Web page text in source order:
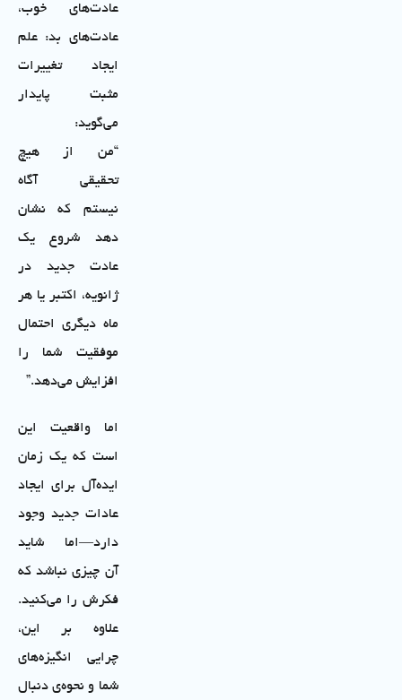
عادت‌های خوب،
عادت‌های بد: علم
ایجاد تغییرات
مثبت پایدار
می‌گوید:
“من از هیچ
تحقیقی آگاه
نیستم که نشان
دهد شروع یک
عادت جدید در
ژانویه، اکتبر یا هر
ماه دیگری احتمال
موفقیت شما را
افزایش می‌دهد.”
اما واقعیت این
است که یک زمان
ایده‌آل برای ایجاد
عادات جدید وجود
دارد—اما شاید
آن چیزی نباشد که
فکرش را می‌کنید.
علاوه بر این،
چرایی انگیزه‌های
شما و نحوه‌ی دنبال